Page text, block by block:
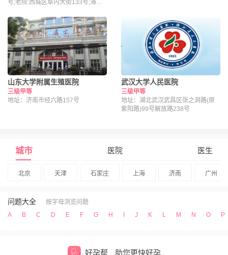
号;老院:西城区阜内大街133号;海淀
山东大学附属生殖医院
三级甲等
地址：济南市经六路157号
武汉大学人民医院
三级甲等
地址：湖北武汉武昌区张之洞路(原
紫阳路)99号解放路238号
城市 医院 医生
北京 天津 石家庄 上海 济南 广州
问题大全
按字母浏览问题
A
B C D E F G H J K L M N O P
好孕帮 助您更快好孕